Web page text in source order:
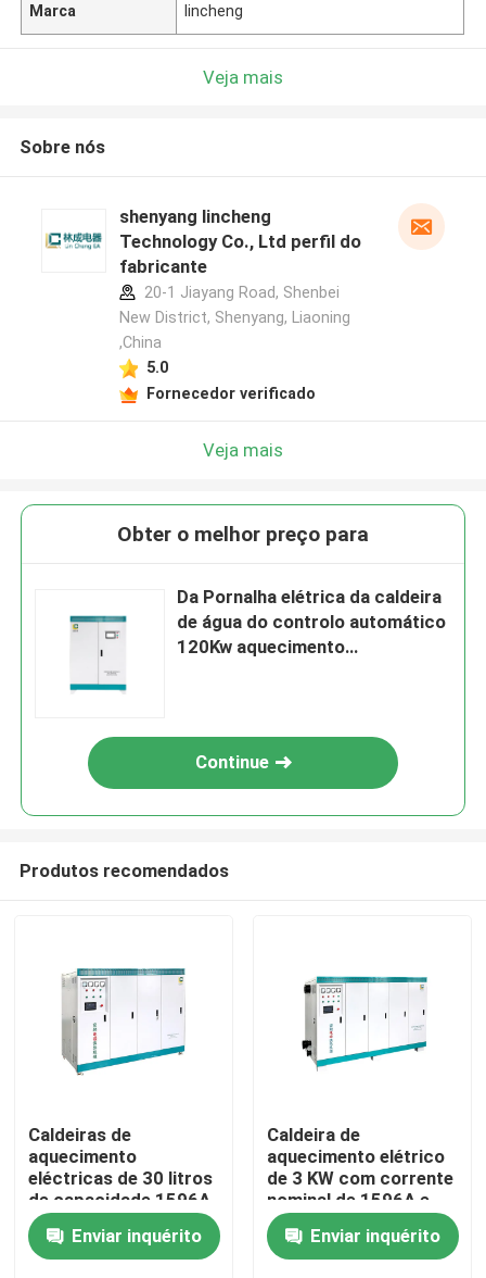
Casa
Produtos
Sobre nós
Marca lincheng
Veja mais
Sobre nós
shenyang lincheng
Technology Co., Ltd perfil do
fabricante
20-1 Jiayang Road, Shenbei
New District, Shenyang, Liaoning
,China
5.0
Fornecedor verificado
Veja mais
Obter o melhor preço para
Da Pornalha elétrica da caldeira
de água do controlo automático
120Kw aquecimento
Continue
Produtos recomendados
Caldeiras de
aquecimento
eléctricas de 30 litros
de capacidade 1596A
Corrente nominal para
as necessidades do
cliente
Enviar inquérito
Caldeira de
aquecimento elétrico
de 3 KW com corrente
nominal de 1596A e
tensão de 220-240V
Enviar inquérito